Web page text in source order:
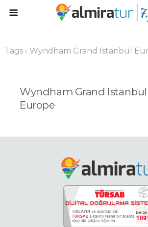
Tags › Wyndham Grand Istanbul
Wyndham Grand Istanbul
Europe